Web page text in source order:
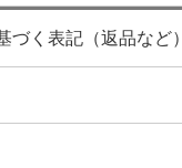
づく表記（返品など）